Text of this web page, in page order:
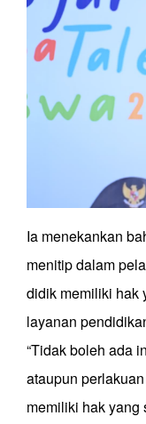
Ia menekankan
menitip dalam
didik memiliki hak
layanan
“Tidak boleh ada
ataupun
memiliki hak yang